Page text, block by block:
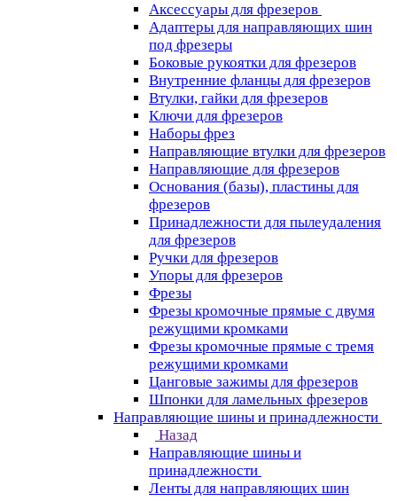
Аксессуары для фрезеров
Адаптеры для направляющих шин
под фрезеры
Боковые рукоятки для фрезеров
Внутренние фланцы для фрезеров
Втулки, гайки для фрезеров
Ключи для фрезеров
Наборы фрез
Направляющие втулки для фрезеров
Направляющие для фрезеров
Основания (базы), пластины для
фрезеров
Принадлежности для пылеудаления
для фрезеров
Ручки для фрезеров
Упоры для фрезеров
Фрезы
Фрезы кромочные прямые с двумя
режущими кромками
Фрезы кромочные прямые с тремя
режущими кромками
Цанговые зажимы для фрезеров
Шпонки для ламельных фрезеров
Направляющие шины и принадлежности
Назад
Направляющие шины и
принадлежности
Ленты для направляющих шин